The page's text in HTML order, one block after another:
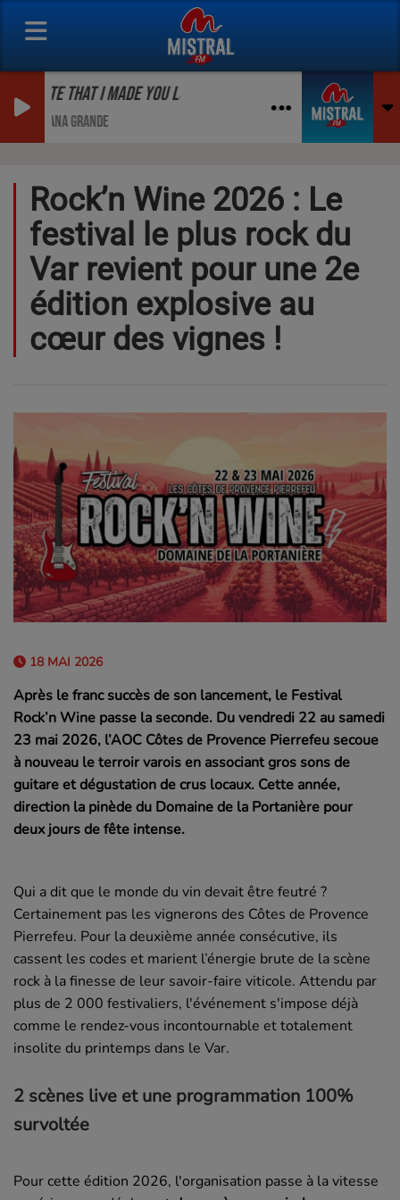
THAT I MADE YOU LOVE ME
GRANDE
Rock’n Wine 2026 : Le
festival le plus rock du
Var revient pour une 2e
édition explosive au
cœur des vignes !
18 MAI 2026
Après le franc succès de son lancement, le Festival
Rock’n Wine passe la seconde. Du vendredi 22 au samedi
23 mai 2026, l’AOC Côtes de Provence Pierrefeu secoue
à nouveau le terroir varois en associant gros sons de
guitare et dégustation de crus locaux. Cette année,
direction la pinède du Domaine de la Portanière pour
deux jours de fête intense.
Qui a dit que le monde du vin devait être feutré ?
Certainement pas les vignerons des Côtes de Provence
Pierrefeu. Pour la deuxième année consécutive, ils
cassent les codes et marient l’énergie brute de la scène
rock à la finesse de leur savoir-faire viticole. Attendu par
plus de 2 000 festivaliers, l'événement s'impose déjà
comme le rendez-vous incontournable et totalement
insolite du printemps dans le Var.
2 scènes live et une programmation 100%
survoltée
Pour cette édition 2026, l'organisation passe à la vitesse